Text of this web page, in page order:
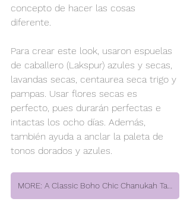
concepto de hacer las cosas
diferente.
Para crear este look, usaron espuelas
de caballero (Lakspur) azules y secas,
lavandas secas, centaurea seca trigo y
pampas. Usar flores secas es
perfecto, pues durarán perfectas e
intactas los ocho días. Además,
también ayuda a anclar la paleta de
tonos dorados y azules.